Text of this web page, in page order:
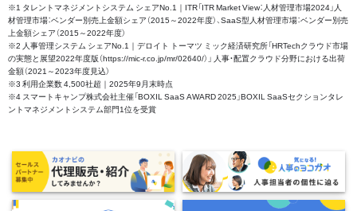
※1 タレントマネジメントシステム シェアNo.1｜ITR「ITR Market View：人材管理市場2024」人
材管理市場：ベンダー別売上金額シェア（2015～2022年度）、SaaS型人材管理市場：ベンダー別売
上金額シェア（2015～2022年度）
※2 人事管理システム シェアNo.1｜デロイト トーマツ ミック経済研究所「HRTechクラウド市場
の実態と展望2022年度版（https://mic-r.co.jp/mr/02640/）」 人事・配置クラウド分野における出荷
金額（2021～2023年度見込）
※3 利用企業数 4,500社超｜2025年9月末時点
※4 スマートキャンプ株式会社主催「BOXIL SaaS AWARD 2025」BOXIL SaaSセクションタレ
ントマネジメントシステム部門1位を受賞